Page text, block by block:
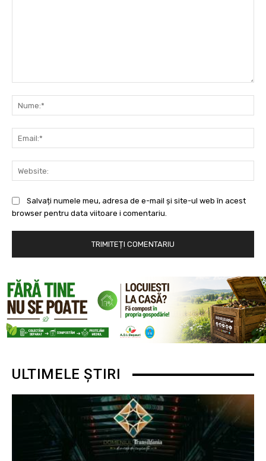
Salvați numele meu, adresa de e-mail și site-ul web în acest
browser pentru data viitoare i comentariu.
ULTIMELE ȘTIRI